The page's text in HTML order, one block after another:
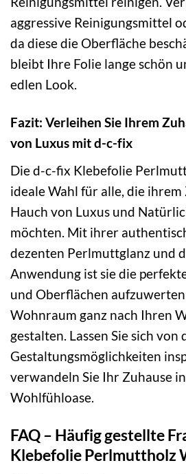
aggressive Reinigungsmittel
da diese die Oberfläche
bleibt Ihre Folie lange schön
edlen Look.
Fazit: Verleihen Sie Ihrem
von Luxus mit d-c-fix
Die d-c-fix Klebefolie
ideale Wahl für alle, die ihrem
Hauch von Luxus und
möchten. Mit ihrer
dezenten Perlmuttglanz und
Anwendung ist sie die
und Oberflächen
Wohnraum ganz nach Ihren
gestalten. Lassen Sie sich
Gestaltungsmöglichkeiten
verwandeln Sie Ihr Zuhause
Wohlfühloase.
FAQ – Häufig gestellte
Klebefolie Perlmuttholz